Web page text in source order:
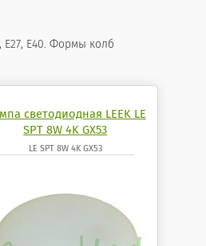
Е40. Формы колб
светодиодная LEEK LE
SPT 8W 4K GX53
LE SPT 8W 4K GX53